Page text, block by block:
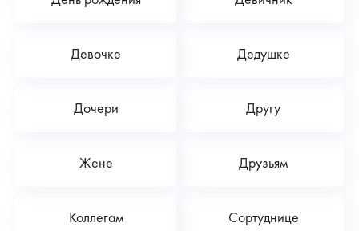
Девочке Дедушке
Дочери Другу
Жене Друзьям
Коллегам Сортуднице